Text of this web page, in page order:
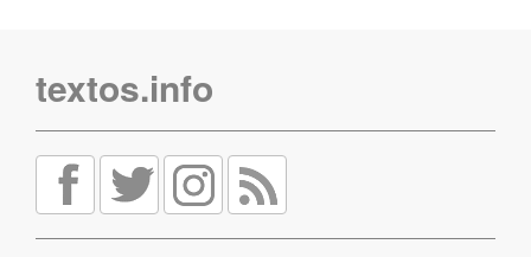
textos.info